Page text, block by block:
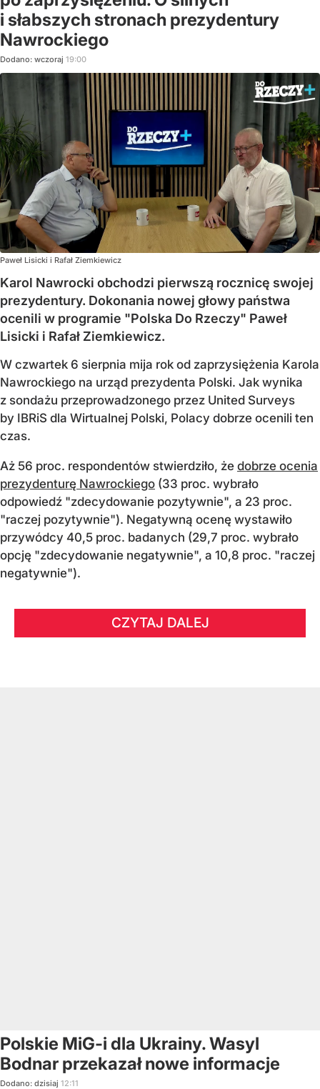
i słabszych stronach prezydentury
Nawrockiego
Dodano: wczoraj 19:00
Paweł Lisicki i Rafał Ziemkiewicz
Karol Nawrocki obchodzi pierwszą rocznicę swojej
prezydentury. Dokonania nowej głowy państwa
ocenili w programie "Polska Do Rzeczy" Paweł
Lisicki i Rafał Ziemkiewicz.
W czwartek 6 sierpnia mija rok od zaprzysiężenia Karola
Nawrockiego na urząd prezydenta Polski. Jak wynika
z sondażu przeprowadzonego przez United Surveys
by IBRiS dla Wirtualnej Polski, Polacy dobrze ocenili ten
czas.
Aż 56 proc. respondentów stwierdziło, że dobrze ocenia
prezydenturę Nawrockiego (33 proc. wybrało
odpowiedź "zdecydowanie pozytywnie", a 23 proc.
"raczej pozytywnie"). Negatywną ocenę wystawiło
przywódcy 40,5 proc. badanych (29,7 proc. wybrało
opcję "zdecydowanie negatywnie", a 10,8 proc. "raczej
negatywnie").
CZYTAJ DALEJ
Polskie MiG-i dla Ukrainy. Wasyl
Bodnar przekazał nowe informacje
Dodano: dzisiaj 12:11